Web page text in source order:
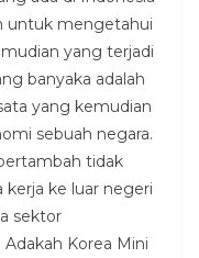
untuk mengetahui
yang terjadi
banyaka adalah
yang kemudian
sebuah negara.
tidak
ke luar negeri
sektor
Korea Mini